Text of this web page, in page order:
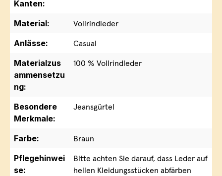
Kanten:
Material:
Vollrindleder
Anlässe:
Casual
Materialzus
ammensetzu
ng:
100 % Vollrindleder
Besondere
Merkmale:
Jeansgürtel
Farbe:
Braun
Pflegehinwei
se:
Bitte achten Sie darauf, dass Leder auf
hellen Kleidungsstücken abfärben